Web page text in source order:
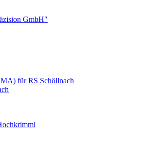
GmbH"
für RS Schöllnach